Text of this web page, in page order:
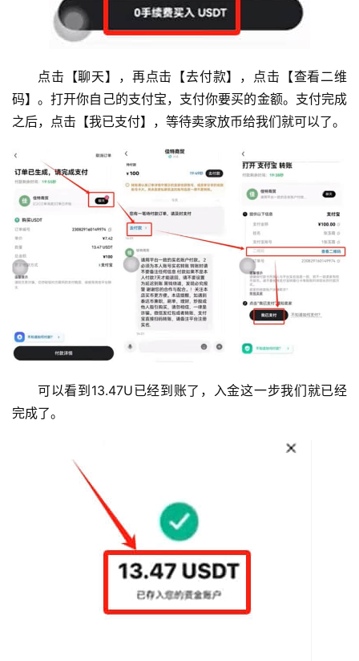
点击【聊天】，再点击【去付款】，点击【查看二维
码】。打开你自己的支付宝，支付你要买的金额。支付完成
之后，点击【我已支付】，等待卖家放币给我们就可以了。
可以看到13.47U已经到账了，入金这一步我们就已经
完成了。